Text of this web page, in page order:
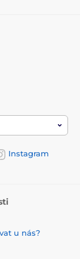
Instagram
u nás?